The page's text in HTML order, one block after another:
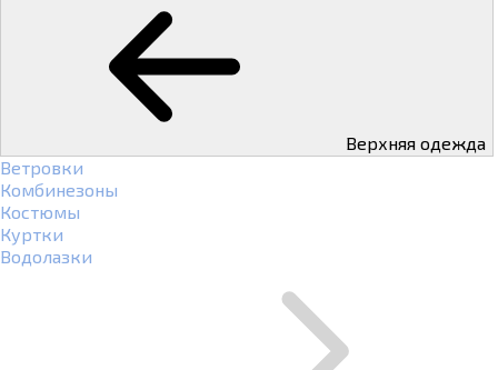
Верхняя одежда
Ветровки
Комбинезоны
Костюмы
Куртки
Водолазки